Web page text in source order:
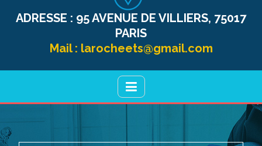
ADRESSE : 95 AVENUE DE VILLIERS, 75017
PARIS
Mail : larocheets@gmail.com